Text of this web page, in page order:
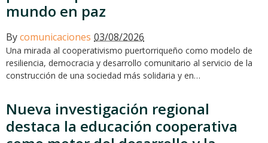
mundo en paz
Bycomunicaciones 03/08/2026
Una mirada al cooperativismo puertorriqueño como modelo de
resiliencia, democracia y desarrollo comunitario al servicio de la
construcción de una sociedad más solidaria y en…
Nueva investigación regional
destaca la educación cooperativa